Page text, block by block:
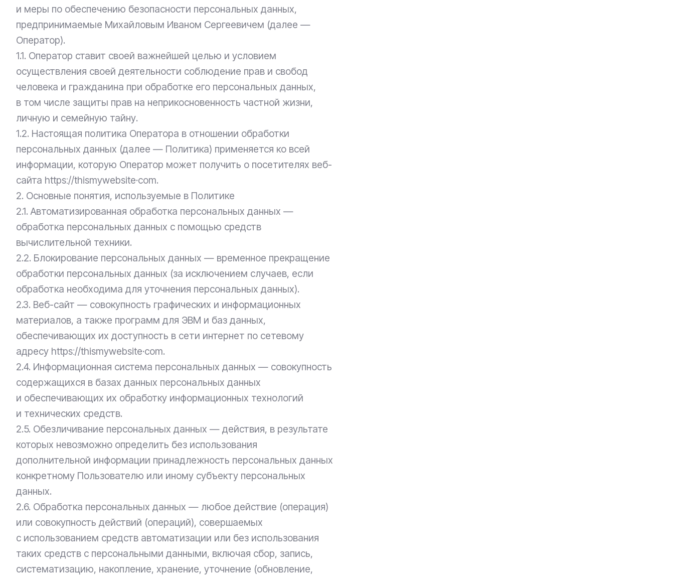
и меры по обеспечению безопасности персональных данных,
предпринимаемые Михайловым Иваном Сергеевичем (далее —
Оператор).
1.1. Оператор ставит своей важнейшей целью и условием
осуществления своей деятельности соблюдение прав и свобод
человека и гражданина при обработке его персональных данных,
в том числе защиты прав на неприкосновенность частной жизни,
личную и семейную тайну.
1.2. Настоящая политика Оператора в отношении обработки
персональных данных (далее — Политика) применяется ко всей
информации, которую Оператор может получить о посетителях веб-
сайта httpsː//thismywebsite·com.
2. Основные понятия, используемые в Политике
2.1. Автоматизированная обработка персональных данных —
обработка персональных данных с помощью средств
вычислительной техники.
2.2. Блокирование персональных данных — временное прекращение
обработки персональных данных (за исключением случаев, если
обработка необходима для уточнения персональных данных).
2.3. Веб-сайт — совокупность графических и информационных
материалов, а также программ для ЭВМ и баз данных,
обеспечивающих их доступность в сети интернет по сетевому
адресу httpsː//thismywebsite·com.
2.4. Информационная система персональных данных — совокупность
содержащихся в базах данных персональных данных
и обеспечивающих их обработку информационных технологий
и технических средств.
2.5. Обезличивание персональных данных — действия, в результате
которых невозможно определить без использования
дополнительной информации принадлежность персональных данных
конкретному Пользователю или иному субъекту персональных
данных.
2.6. Обработка персональных данных — любое действие (операция)
или совокупность действий (операций), совершаемых
с использованием средств автоматизации или без использования
таких средств с персональными данными, включая сбор, запись,
систематизацию, накопление, хранение, уточнение (обновление,